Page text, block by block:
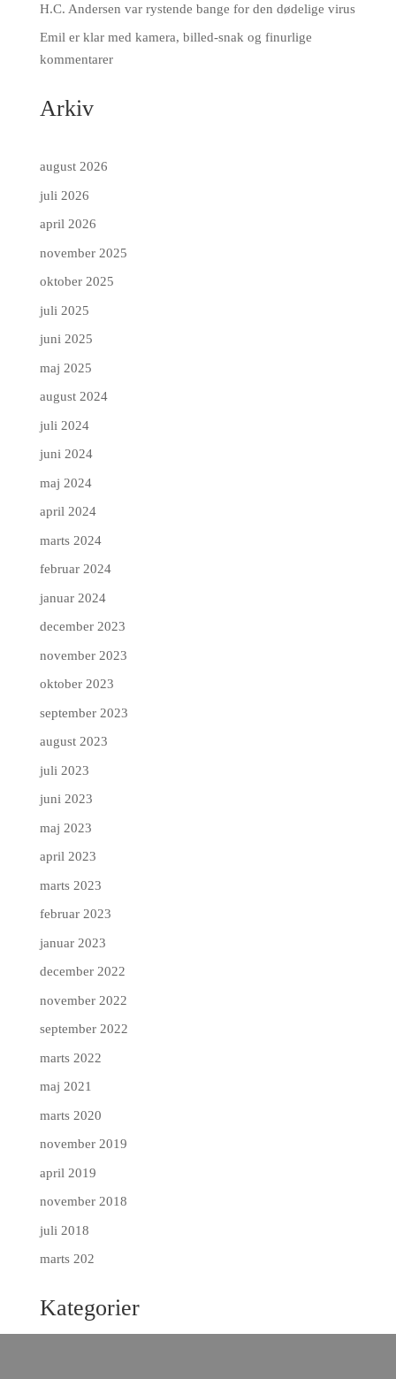
H.C. Andersen var rystende bange for den dødelige virus
Emil er klar med kamera, billed-snak og finurlige
kommentarer
Arkiv
august 2026
juli 2026
april 2026
november 2025
oktober 2025
juli 2025
juni 2025
maj 2025
august 2024
juli 2024
juni 2024
maj 2024
april 2024
marts 2024
februar 2024
januar 2024
december 2023
november 2023
oktober 2023
september 2023
august 2023
juli 2023
juni 2023
maj 2023
april 2023
marts 2023
februar 2023
januar 2023
december 2022
november 2022
september 2022
marts 2022
maj 2021
marts 2020
november 2019
april 2019
november 2018
juli 2018
marts 202
Kategorier